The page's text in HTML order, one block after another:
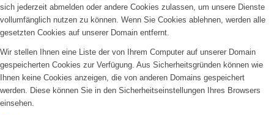
sich jederzeit abmelden oder andere Cookies zulassen, um unsere Dienste
vollumfänglich nutzen zu können. Wenn Sie Cookies ablehnen, werden alle
gesetzten Cookies auf unserer Domain entfernt.
Wir stellen Ihnen eine Liste der von Ihrem Computer auf unserer Domain
gespeicherten Cookies zur Verfügung. Aus Sicherheitsgründen können wie
Ihnen keine Cookies anzeigen, die von anderen Domains gespeichert
werden. Diese können Sie in den Sicherheitseinstellungen Ihres Browsers
einsehen.